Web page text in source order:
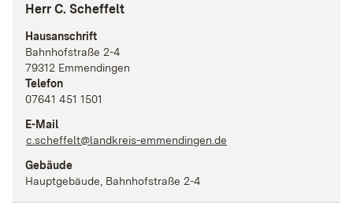
Herr C. Scheffelt
Hausanschrift
Bahnhofstraße 2-4
79312 Emmendingen
Telefon
07641 451 1501
E-Mail
c.scheffelt@landkreis-emmendingen.de
Gebäude
Hauptgebäude, Bahnhofstraße 2-4